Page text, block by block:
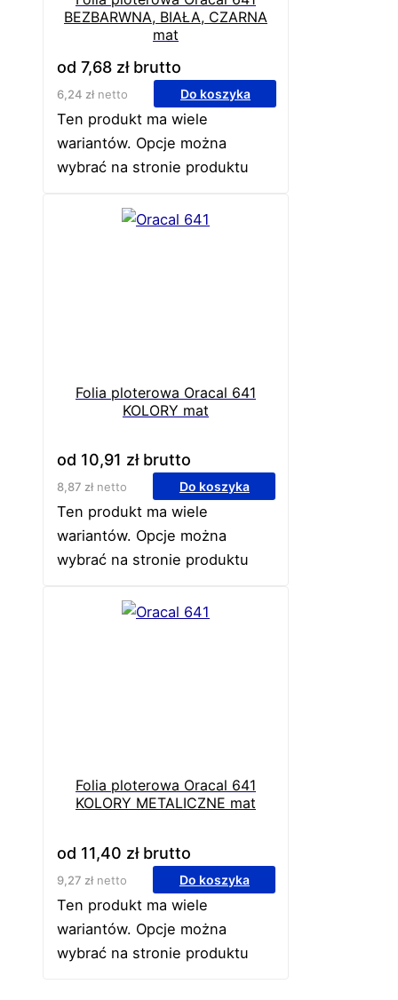
BEZBARWNA, BIAŁA, CZARNA
mat
od 7,68 złbrutto
6,24 złnetto Do koszyka
Ten produkt ma wiele
wariantów. Opcje można
wybrać na stronie produktu
Folia ploterowa Oracal 641
KOLORY mat
od 10,91 złbrutto
8,87 złnetto Do koszyka
Ten produkt ma wiele
wariantów. Opcje można
wybrać na stronie produktu
Folia ploterowa Oracal 641
KOLORY METALICZNE mat
od 11,40 złbrutto
9,27 złnetto Do koszyka
Ten produkt ma wiele
wariantów. Opcje można
wybrać na stronie produktu